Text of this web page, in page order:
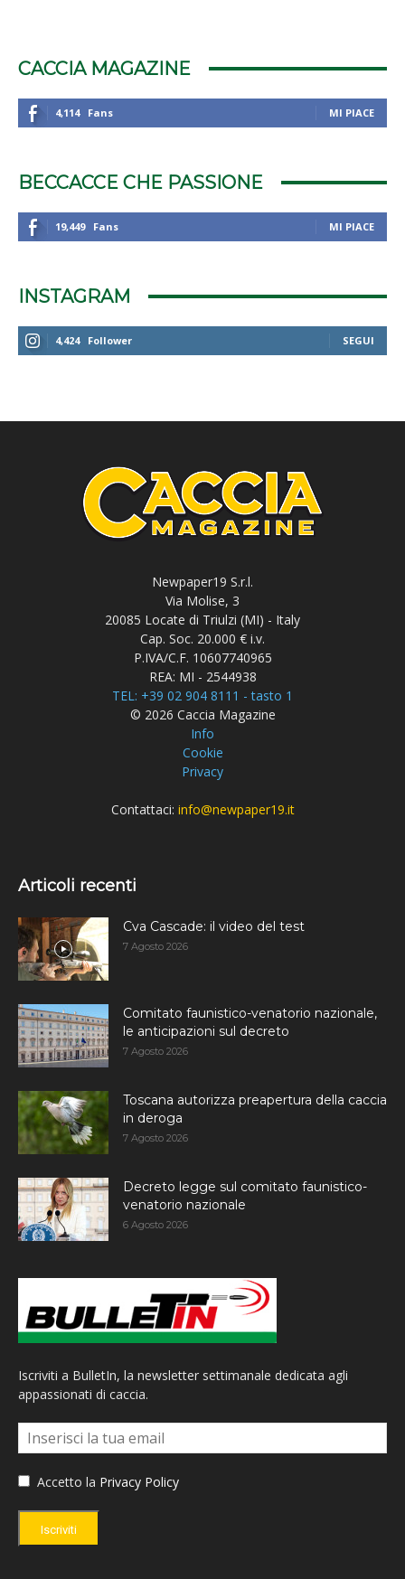
CACCIA MAGAZINE
4,114 Fans MI PIACE
BECCACCE CHE PASSIONE
19,449 Fans MI PIACE
INSTAGRAM
4,424 Follower SEGUI
Newpaper19 S.r.l.
Via Molise, 3
20085 Locate di Triulzi (MI) - Italy
Cap. Soc. 20.000 € i.v.
P.IVA/C.F. 10607740965
REA: MI - 2544938
TEL: +39 02 904 8111 - tasto 1
© 2026 Caccia Magazine
Info
Cookie
Privacy
Contattaci: info@newpaper19.it
Articoli recenti
Cva Cascade: il video del test
7 Agosto 2026
Comitato faunistico-venatorio nazionale,
le anticipazioni sul decreto
7 Agosto 2026
Toscana autorizza preapertura della caccia
in deroga
7 Agosto 2026
Decreto legge sul comitato faunistico-
venatorio nazionale
6 Agosto 2026
Iscriviti a BulletIn, la newsletter settimanale dedicata agli
appassionati di caccia.
Accetto la Privacy Policy
Iscriviti